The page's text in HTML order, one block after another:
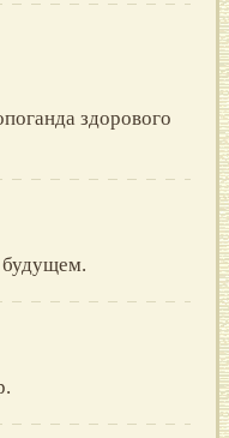
здорового